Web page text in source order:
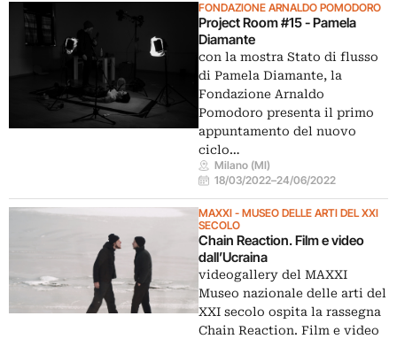
FONDAZIONE ARNALDO POMODORO
Project Room #15 - Pamela
Diamante
con la mostra Stato di flusso
di Pamela Diamante, la
Fondazione Arnaldo
Pomodoro presenta il primo
appuntamento del nuovo
ciclo…
Milano (MI)
18/03/2022–24/06/2022
MAXXI - MUSEO DELLE ARTI DEL XXI
SECOLO
Chain Reaction. Film e video
dall’Ucraina
videogallery del MAXXI
Museo nazionale delle arti del
XXI secolo ospita la rassegna
Chain Reaction. Film e video